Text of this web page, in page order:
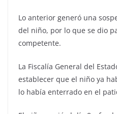
Lo anterior generó una
del niño, por lo que se dio
competente.
La Fiscalía General del
establecer que el niño ya
lo había enterrado en el